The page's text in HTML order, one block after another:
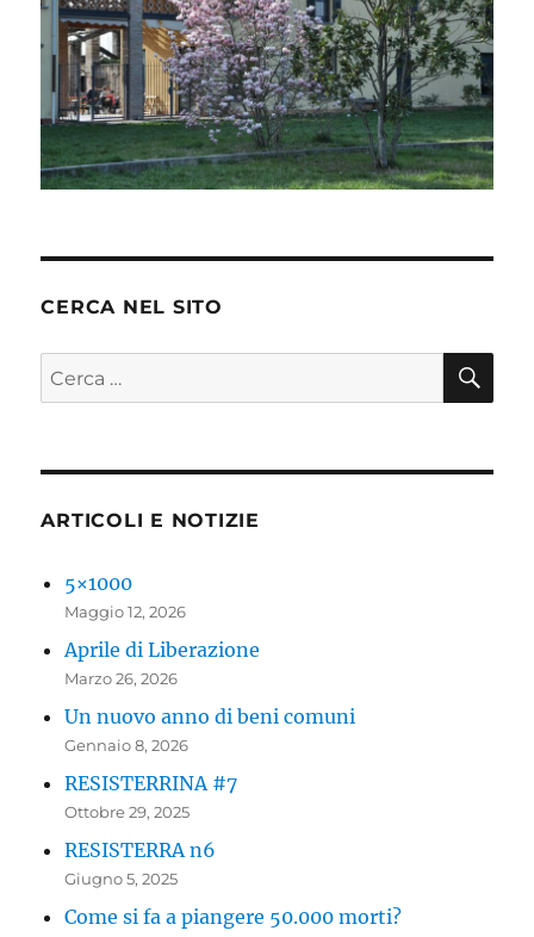
CERCA NEL SITO
Cerca:
ARTICOLI E NOTIZIE
5×1000
Maggio 12, 2026
Aprile di Liberazione
Marzo 26, 2026
Un nuovo anno di beni comuni
Gennaio 8, 2026
RESISTERRINA #7
Ottobre 29, 2025
RESISTERRA n6
Giugno 5, 2025
Come si fa a piangere 50.000 morti?